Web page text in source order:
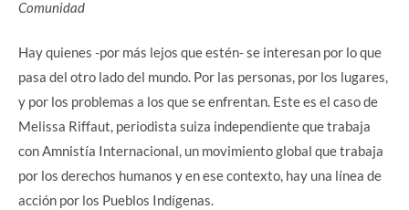
Comunidad
Hay quienes -por más lejos que estén- se interesan por lo que
pasa del otro lado del mundo. Por las personas, por los lugares,
y por los problemas a los que se enfrentan. Este es el caso de
Melissa Riffaut, periodista suiza independiente que trabaja
con Amnistía Internacional, un movimiento global que trabaja
por los derechos humanos y en ese contexto, hay una línea de
acción por los Pueblos Indígenas.